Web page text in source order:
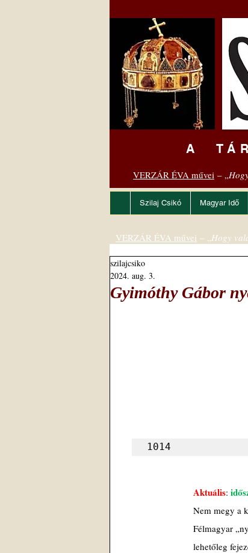
A
VERZÁR ÉVA művei – „
Szilaj Csikó Magyar Idő
Gyimóthy Gábor
szilajcsiko
2024. aug. 3.
1014
Aktuális:
Nem megy a
Félmagyar
lehetőleg
VERZÁR ÉVA művei – „Hogy